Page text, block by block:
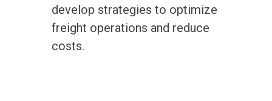
develop strategies to optimize
freight operations and reduce
costs.